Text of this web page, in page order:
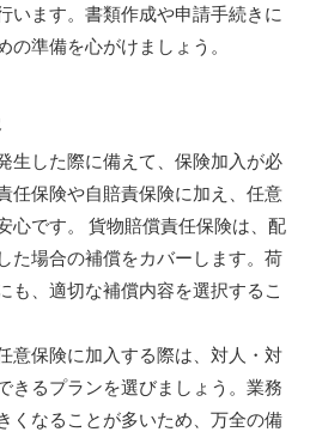
います。書類作成や申請手続きに
準備を心がけましょう。
生した際に備えて、保険加入が必
任保険や自賠責保険に加え、任意
心です。 貨物賠償責任保険は、配
た場合の補償をカバーします。荷
も、適切な補償内容を選択するこ
意保険に加入する際は、対人・対
きるプランを選びましょう。業務
くなることが多いため、万全の備